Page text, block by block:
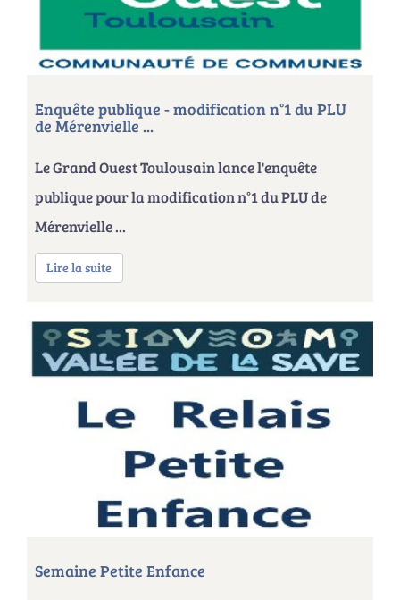
Enquête publique - modification n°1 du PLU
de Mérenvielle ...
Le Grand Ouest Toulousain lance l'enquête
publique pour la modification n°1 du PLU de
Mérenvielle ...
Lire la suite
Semaine Petite Enfance